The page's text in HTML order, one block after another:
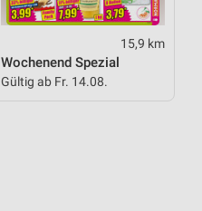
15,9 km
Wochenend Spezial
Gültig ab Fr. 14.08.